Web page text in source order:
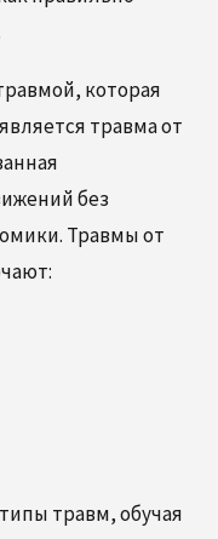
которая
травма от
без
Травмы от
травм, обучая